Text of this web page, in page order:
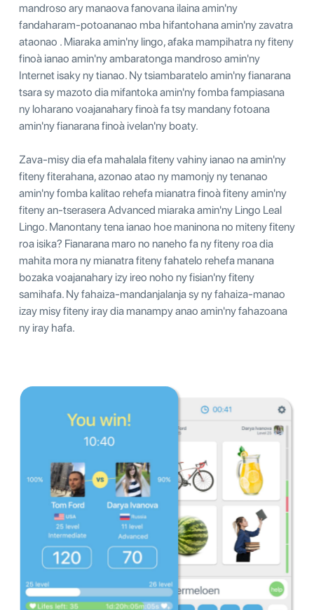
mandroso ary manaova fanovana ilaina amin'ny
fandaharam-potoananao mba hifantohana amin'ny zavatra
ataonao . Miaraka amin'ny lingo, afaka mampihatra ny fiteny
finoà ianao amin'ny ambaratonga mandroso amin'ny
Internet isaky ny tianao. Ny tsiambaratelo amin'ny fianarana
tsara sy mazoto dia mifantoka amin'ny fomba fampiasana
ny loharano voajanahary finoà fa tsy mandany fotoana
amin'ny fianarana finoà ivelan'ny boaty.
Zava-misy dia efa mahalala fiteny vahiny ianao na amin'ny
fiteny fiterahana, azonao atao ny mamonjy ny tenanao
amin'ny fomba kalitao rehefa mianatra finoà fiteny amin'ny
fiteny an-tserasera Advanced miaraka amin'ny Lingo Leal
Lingo. Manontany tena ianao hoe maninona no miteny fiteny
roa isika? Fianarana maro no naneho fa ny fiteny roa dia
mahita mora ny mianatra fiteny fahatelo rehefa manana
bozaka voajanahary izy ireo noho ny fisian'ny fiteny
samihafa. Ny fahaiza-mandanjalanja sy ny fahaiza-manao
izay misy fiteny iray dia manampy anao amin'ny fahazoana
ny iray hafa.